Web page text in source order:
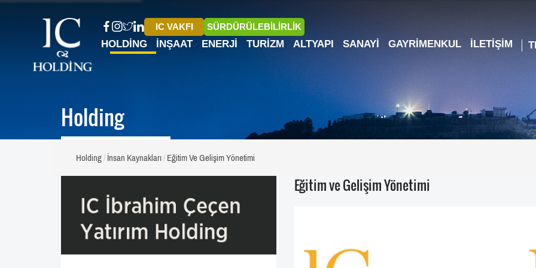
IC VAKFI SÜRDÜRÜLEBİLİRLİK
HOLDING İNŞAAT ENERJI TURIZM ALTYAPI SANAYI GAYRIMENKUL İLETIŞIM
Holding
Holding İnsan Kaynakları Eğitim Ve Gelişim Yönetimi
Eğitim ve Gelişim Yönetimi